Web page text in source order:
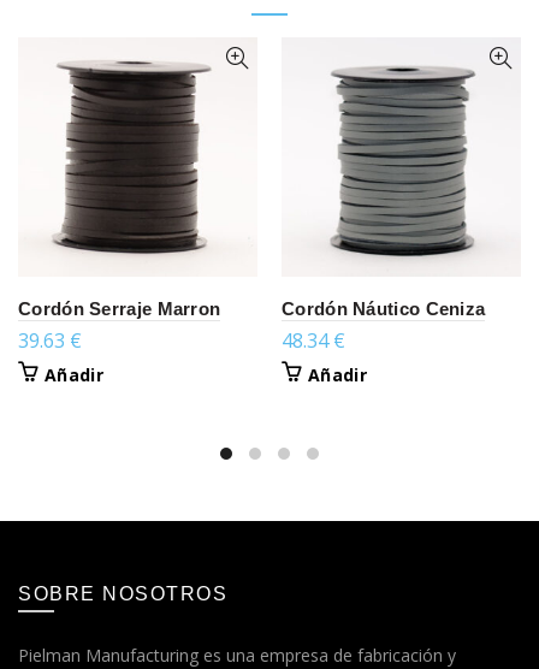
Cordón Serraje Marron
39.63 €
Añadir
Cordón Náutico Ceniza
48.34€
Añadir
SOBRE NOSOTROS
Pielman Manufacturing es una empresa de fabricación y